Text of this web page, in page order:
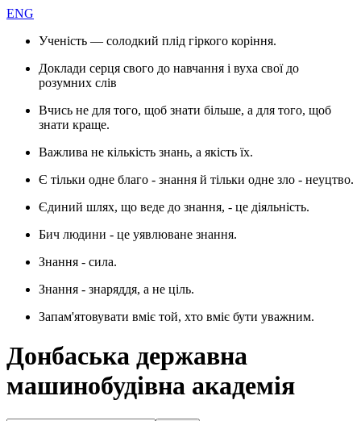
ENG
Ученість — солодкий плід гіркого коріння.
Доклади серця свого до навчання і вуха свої до
розумних слів
Вчись не для того, щоб знати більше, а для того, щоб
знати краще.
Важлива не кількість знань, а якість їх.
Є тільки одне благо - знання й тільки одне зло - неуцтво.
Єдиний шлях, що веде до знання, - це діяльність.
Бич людини - це уявлюване знання.
Знання - сила.
Знання - знаряддя, а не ціль.
Запам'ятовувати вміє той, хто вміє бути уважним.
Донбаська державна
машинобудівна академія